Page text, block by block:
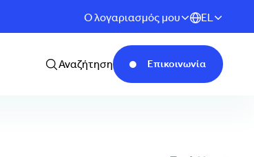
Ο λογαριασμός μου EL
Αναζήτηση Επικοινωνία